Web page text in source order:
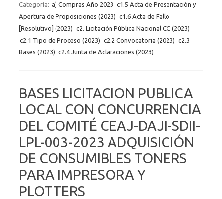
Categoría: a) Compras Año 2023 c1.5 Acta de Presentación y
Apertura de Proposiciones (2023) c1.6 Acta de Fallo
[Resolutivo] (2023) c2. Licitación Pública Nacional CC (2023)
c2.1 Tipo de Proceso (2023) c2.2 Convocatoria (2023) c2.3
Bases (2023) c2.4 Junta de Aclaraciones (2023)
BASES LICITACION PUBLICA
LOCAL CON CONCURRENCIA
DEL COMITÉ CEAJ-DAJI-SDII-
LPL-003-2023 ADQUISICIÓN
DE CONSUMIBLES TONERS
PARA IMPRESORA Y
PLOTTERS